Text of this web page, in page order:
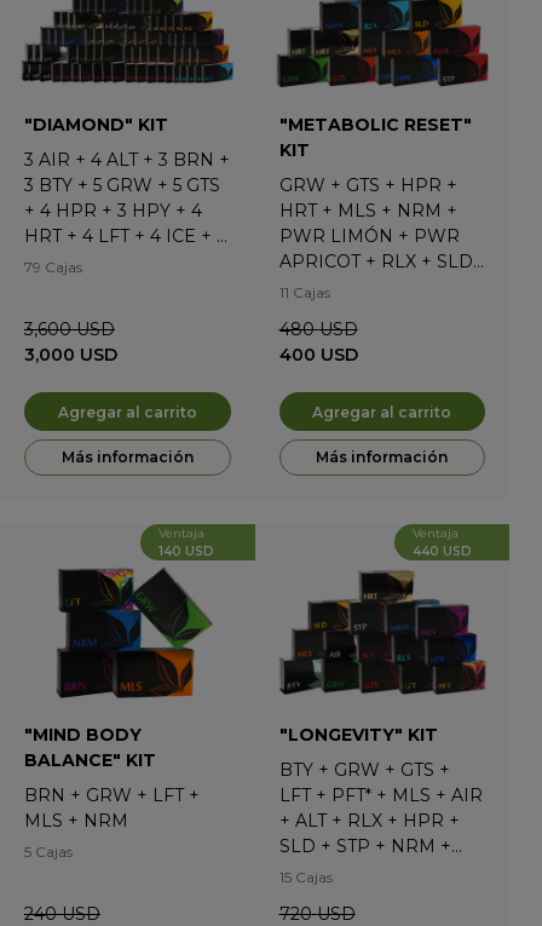
"DIAMOND" KIT
3 AIR + 4 ALT + 3 BRN +
3 BTY + 5 GRW + 5 GTS
+ 4 HPR + 3 HPY + 4
HRT + 4 LFT + 4 ICE + 4
MLS +
5 SLD +5 STP
79 Cajas
3,600 USD
3,000 USD
Agregar al carrito
Más información
"METABOLIC RESET"
KIT
GRW + GTS + HPR +
HRT + MLS + NRM +
PWR LIMÓN + PWR
APRICOT + RLX + SLD
+STP
11 Cajas
480 USD
400 USD
Agregar al carrito
Más información
Ventaja
140 USD
"MIND BODY
BALANCE" KIT
BRN + GRW + LFT +
MLS + NRM
5 Cajas
240 USD
Ventaja
440 USD
"LONGEVITY" KIT
BTY + GRW + GTS +
LFT + PFT* + MLS + AIR
+ ALT + RLX + HPR +
SLD + STP + NRM +
BRN +
15 Cajas
720 USD